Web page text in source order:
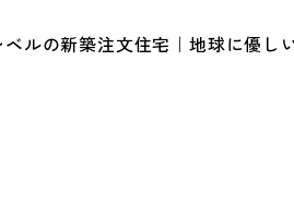
ルの新築注文住宅｜地球に優し